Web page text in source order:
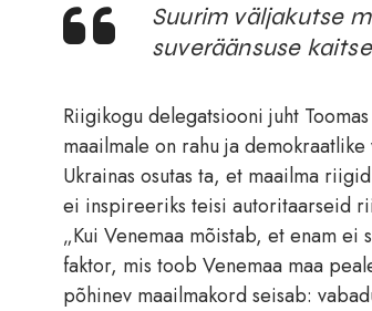
Suurim väljakutse
suveräänsuse kaitse
Riigikogu delegatsiooni juht
maailmale on rahu ja
Ukrainas osutas ta, et maailma
ei inspireeriks teisi autoritaarseid
„Kui Venemaa mõistab, et enam ei
faktor, mis toob Venemaa maa
põhinev maailmakord seisab: